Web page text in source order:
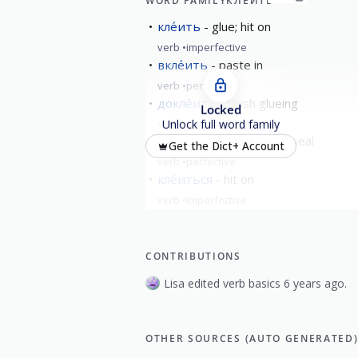
кле́ить glue; hit on
verb imperfective
вкле́ить paste in
verb perfective
докле́ить finish glueing
verb perfective
закле́ить to cover; to seal
verb perfective
кле́иться
Locked
Unlock full word family
Get the Dict+ Account
CONTRIBUTIONS
Lisa edited verb basics 6 years ago.
OTHER SOURCES (AUTO GENERATED)